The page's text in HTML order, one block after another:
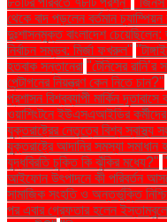
থেকে বাদ পড়লেন বর্তমান চ্যাম্পিয়ন
দুঃশাসনমুক্ত বাংলাদেশ
নির্বাচন সম্ভব: মির্জা ফখরুল"
হতবাক সন্তানেরা "টেনিসের রানি’র
পেন্টাগনের নিয়ন্ত্রণ কেন নিতে চান?"
প্রশাসন বিশ্বব্যাপী মার্কিন
ওয়াশিংটনে ইউএসএআইডির কর্মীদের
যুক্তরাষ্ট্রের নেতৃত্বে বিশ্ব স্বাস্থ্য
যুক্তরাষ্ট্রে আদানির সমস্যা সমাধান
যুদ্ধবিরতি চুক্তি কি ঝুঁকির মধ্যে?"
আইফোন উৎপাদনে কী পরিবর্তন
সামাজিক সংহতি ও অন্তর্ভুক্তি
পর এবার গ্রেফতার হলেন